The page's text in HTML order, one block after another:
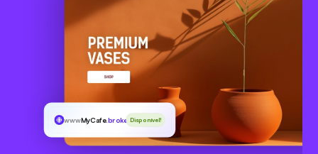
wwwMyCafe.brokerDisponível!